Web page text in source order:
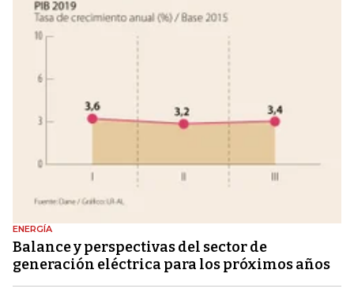
ENERGÍA
Balance y perspectivas del sector de
generación eléctrica para los próximos años